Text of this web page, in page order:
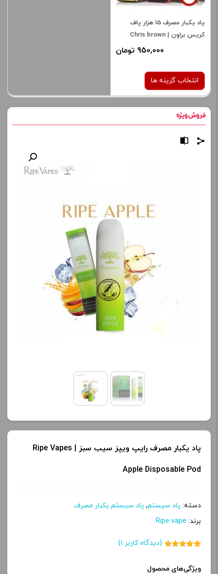
پاد یکبار مصرف 15 هزار پاف
کریس براون | Chris brown
950,000 تومان
انتخاب گزینه ها
برای فعال شدن سبد خرید و
قیمت: 13 ساعت پیش
افزودن به سبد خرید
ک
ی
پاد یکبار مصرف رایپ ویپز سیب سبز | Ripe Vapes
Apple Disposable Pod
دسته: پاد سیستم, پاد سیستم یکبار مصرف
برند: Ripe vape
مشتری
(دیدگاه کاربر 1
)
ویژگی‌های محصول